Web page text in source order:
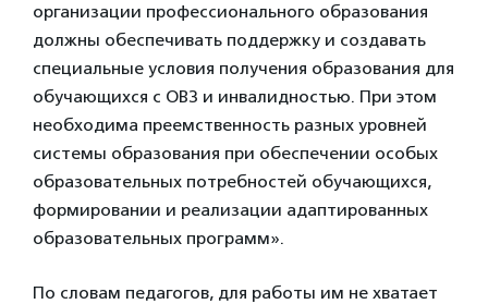
организации профессионального образования
должны обеспечивать поддержку и создавать
специальные условия получения образования для
обучающихся с ОВЗ и инвалидностью. При этом
необходима преемственность разных уровней
системы образования при обеспечении особых
образовательных потребностей обучающихся,
формировании и реализации адаптированных
образовательных программ».
По словам педагогов, для работы им не хватает